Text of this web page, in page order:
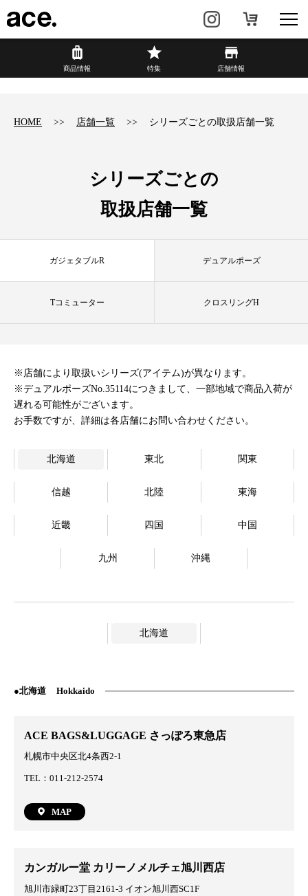
商品情報
カジュアル HAyU×ace.
店舗情報 新着情報
商品情報 特集 店舗情報
HOME 店舗一覧 シリーズごとの取扱店舗一覧
シリーズごとの
取扱店舗一覧
ガジェタブルR デュアルポーズ
Tコミューター クロスリングH
※店舗により取扱いシリーズ(アイテム)が異なります。
※デュアルポーズNo.35114につきまして、一部地域で商品入荷が
遅れる可能性がございます。
お手数ですが、詳細は各店舗にお問い合わせください。
北海道 東北 関東
信越 北陸 東海
近畿 四国 中国
九州 沖縄
北海道
北海道 Hokkaido
ACE BAGS&LUGGAGE さっぽろ東急店
札幌市中央区北4条西2-1
TEL：011-212-2574
MAP
カンガルー堂 カリーノメルチェ旭川西店
旭川市緑町23丁目2161-3 イオン旭川西SC1F